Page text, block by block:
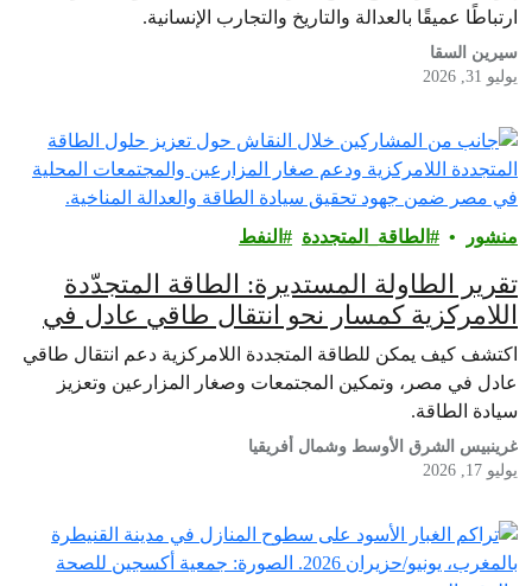
ارتباطًا عميقًا بالعدالة والتاريخ والتجارب الإنسانية.
سيرين السقا
يوليو 31, 2026
منشور الطاقة_المتجددة النفط
تقرير الطاولة المستديرة: الطاقة المتجدّدة
اللامركزية كمسار نحو انتقال طاقي عادل في
مصر
اكتشف كيف يمكن للطاقة المتجددة اللامركزية دعم انتقال طاقي
عادل في مصر، وتمكين المجتمعات وصغار المزارعين وتعزيز
سيادة الطاقة.
غرينبيس الشرق الأوسط وشمال أفريقيا
يوليو 17, 2026